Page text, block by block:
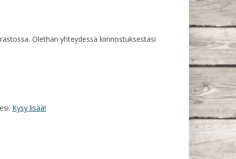
Olethan yhteydessä kiinnostuksestasi
Kysy lisää!